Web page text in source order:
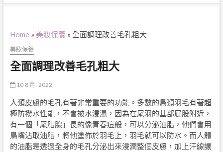
Home » 美妝保養 » 全面調理改善毛孔粗大
美妝保養
全面調理改善毛孔粗大
10 8 月, 2022
人類皮膚的毛孔有著非常重要的功能。多數的鳥類羽毛有著超
極防撥水性能，不會被水浸濕，因為在尾羽的基部屁股附近，
有一個「尾脂腺」長的像青春痘般，可以分泌油脂，他們會用
鳥嘴沾取油脂，將他塗佈於羽毛上，羽毛就可以防水。而人體
的油脂是透過全身的毛孔分泌出來浸潤整個皮膚，加上汗線讓